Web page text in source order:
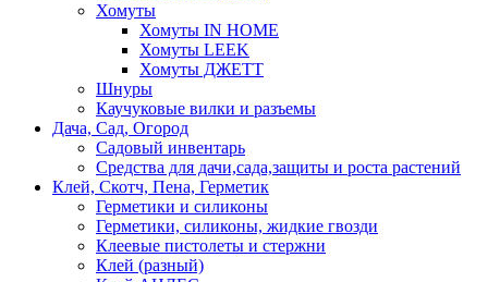
Хомуты
Хомуты IN HOME
Хомуты LEEK
Хомуты ДЖЕТТ
Шнуры
Каучуковые вилки и разъемы
Дача, Сад, Огород
Садовый инвентарь
Средства для дачи,сада,защиты и роста растений
Клей, Скотч, Пена, Герметик
Герметики и силиконы
Герметики, силиконы, жидкие гвозди
Клеевые пистолеты и стержни
Клей (разный)